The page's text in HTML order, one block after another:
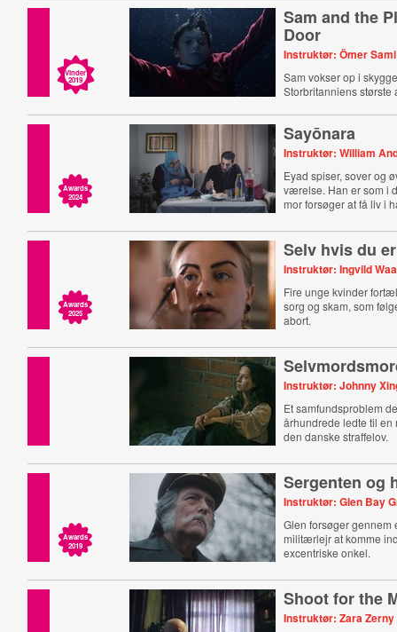
Vinder
2019
Sam and the
Door
Instruktør: Ömer Sami
Sam vokser op i
Storbritanniens
Awards
2024
Sayōnara
Instruktør: William
Eyad spiser, sover og
værelse. Han er som i
mor forsøger at få liv i
Awards
2025
Selv hvis du
Instruktør: Ingvild
Fire unge kvinder
sorg og skam, som
abort.
Instruktør: Johnny
Et samfundsproblem
århundrede ledte til en
den danske straffelov.
Awards
2019
Sergenten og
Instruktør: Glen Bay
Glen forsøger gennem
militærlejr at komme
excentriske onkel.
Shoot for the
Instruktør: Zara Zerny